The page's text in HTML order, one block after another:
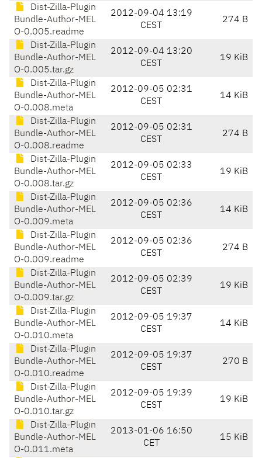
Dist-Zilla-Plugin
Bundle-Author-MEL
O-0.005.readme
2012-09-04 13:19
CEST
274 B
Dist-Zilla-Plugin
Bundle-Author-MEL
O-0.005.tar.gz
2012-09-04 13:20
CEST
19 KiB
Dist-Zilla-Plugin
Bundle-Author-MEL
O-0.008.meta
2012-09-05 02:31
CEST
14 KiB
Dist-Zilla-Plugin
Bundle-Author-MEL
O-0.008.readme
2012-09-05 02:31
CEST
274 B
Dist-Zilla-Plugin
Bundle-Author-MEL
O-0.008.tar.gz
2012-09-05 02:33
CEST
19 KiB
Dist-Zilla-Plugin
Bundle-Author-MEL
O-0.009.meta
2012-09-05 02:36
CEST
14 KiB
Dist-Zilla-Plugin
Bundle-Author-MEL
O-0.009.readme
2012-09-05 02:36
CEST
274 B
Dist-Zilla-Plugin
Bundle-Author-MEL
O-0.009.tar.gz
2012-09-05 02:39
CEST
19 KiB
Dist-Zilla-Plugin
Bundle-Author-MEL
O-0.010.meta
2012-09-05 19:37
CEST
14 KiB
Dist-Zilla-Plugin
Bundle-Author-MEL
O-0.010.readme
2012-09-05 19:37
CEST
270 B
Dist-Zilla-Plugin
Bundle-Author-MEL
O-0.010.tar.gz
2012-09-05 19:39
CEST
19 KiB
Dist-Zilla-Plugin
Bundle-Author-MEL
O-0.011.meta
2013-01-06 16:50
CET
15 KiB